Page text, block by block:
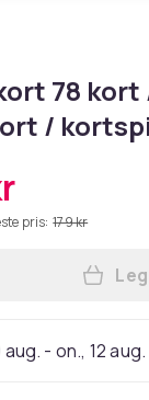
78
/
pris: 179 kr
aug. - on., 12 aug.